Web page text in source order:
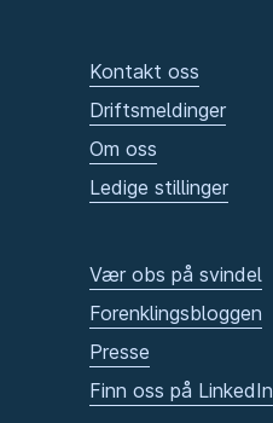
Kontakt oss
Driftsmeldinger
Om oss
Ledige stillinger
Vær obs på svindel
Forenklingsbloggen
Presse
Finn oss på LinkedIn